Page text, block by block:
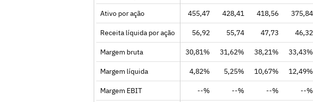
Ativo por ação 455,47 428,41 418,56 375,84
Receita líquida por ação 56,92 55,74 47,73 46,32
Margem bruta 30,81% 31,62% 38,21% 33,43%
Margem líquida 4,82% 5,25% 10,67% 12,49%
Margem EBIT --% --% --% --%